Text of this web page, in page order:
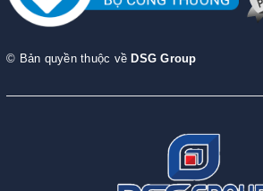
© Bản quyền thuộc về DSG Group